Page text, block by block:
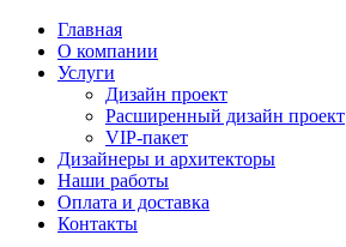
Главная
О компании
Услуги
Дизайн проект
Расширенный дизайн проект
VIP-пакет
Дизайнеры и архитекторы
Наши работы
Оплата и доставка
Контакты